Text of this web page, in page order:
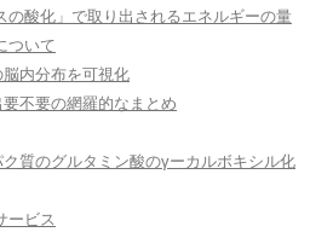
の酸化」で取り出されるエネルギーの量
ついて
内分布を可視化
不要の網羅的なまとめ
質のグルタミン酸のγーカルボキシル化
ービス